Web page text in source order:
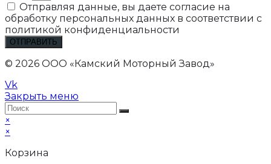
Отправляя данные, вы даете согласие на
обработку персональных данных в соответствии с
политикой конфиденциальности
ОТПРАВИТЬ
© 2026 ООО «Камский Моторный Завод»
Vk
Закрыть меню
×
×
Корзина